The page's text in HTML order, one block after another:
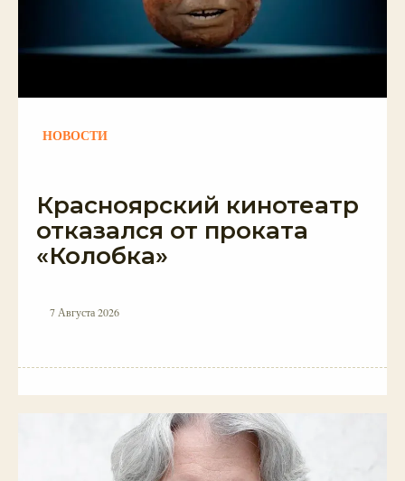
НОВОСТИ
Красноярский кинотеатр
отказался от проката
«Колобка»
7 Августа 2026